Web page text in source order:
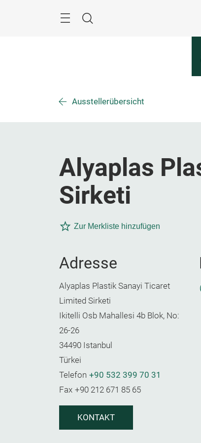
Suche
Ausstellerübersicht
Alyaplas
Sirketi
Zur Merkliste hinzufügen
Adresse
Alyaplas Plastik Sanayi Ticaret
Limited Sirketi
Ikitelli Osb Mahallesi 4b Blok, No:
26-26
34490 Istanbul
Türkei
Telefon +90 532 399 70 31
Fax +90 212 671 85 65
KONTAKT